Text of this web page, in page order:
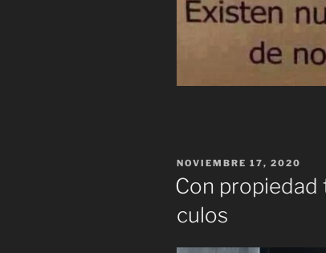
PUBLICADO
EL
NOVIEMBRE 17, 2020
Con propiedad
culos